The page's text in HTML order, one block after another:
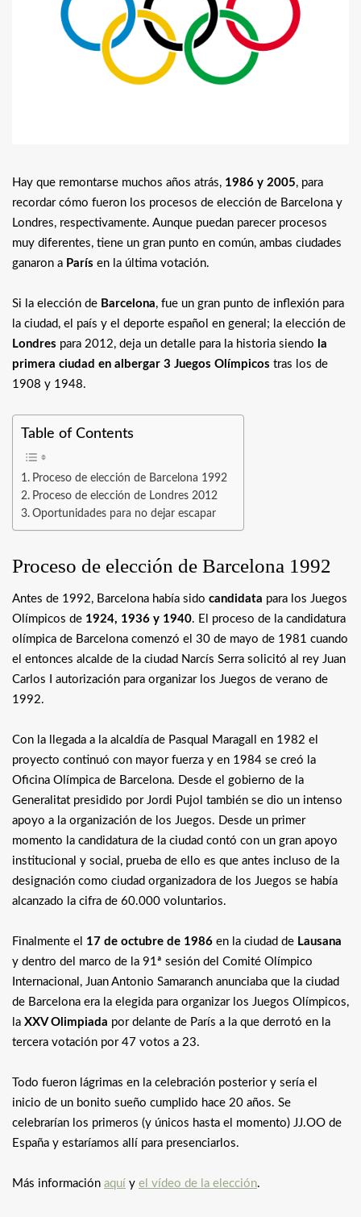
Hay que remontarse muchos años atrás, 1986 y 2005, para
recordar cómo fueron los procesos de elección de Barcelona y
Londres, respectivamente. Aunque puedan parecer procesos
muy diferentes, tiene un gran punto en común, ambas ciudades
ganaron a París en la última votación.
Si la elección de Barcelona, fue un gran punto de inflexión para
la ciudad, el país y el deporte español en general; la elección de
Londres para 2012, deja un detalle para la historia siendo la
primera ciudad en albergar 3 Juegos Olímpicos tras los de
1908 y 1948.
Table of Contents
Proceso de elección de Barcelona 1992
Proceso de elección de Londres 2012
Oportunidades para no dejar escapar
Proceso de elección de Barcelona 1992
Antes de 1992, Barcelona había sido candidata para los Juegos
Olímpicos de 1924, 1936 y 1940. El proceso de la candidatura
olímpica de Barcelona comenzó el 30 de mayo de 1981 cuando
el entonces alcalde de la ciudad Narcís Serra solicitó al rey Juan
Carlos I autorización para organizar los Juegos de verano de
1992.
Con la llegada a la alcaldía de Pasqual Maragall en 1982 el
proyecto continuó con mayor fuerza y en 1984 se creó la
Oficina Olímpica de Barcelona. Desde el gobierno de la
Generalitat presidido por Jordi Pujol también se dio un intenso
apoyo a la organización de los Juegos. Desde un primer
momento la candidatura de la ciudad contó con un gran apoyo
institucional y social, prueba de ello es que antes incluso de la
designación como ciudad organizadora de los Juegos se había
alcanzado la cifra de 60.000 voluntarios.
Finalmente el 17 de octubre de 1986 en la ciudad de Lausana
y dentro del marco de la 91ª sesión del Comité Olímpico
Internacional, Juan Antonio Samaranch anunciaba que la ciudad
de Barcelona era la elegida para organizar los Juegos Olímpicos,
la XXV Olimpiada por delante de París a la que derrotó en la
tercera votación por 47 votos a 23.
Todo fueron lágrimas en la celebración posterior y sería el
inicio de un bonito sueño cumplido hace 20 años. Se
celebrarían los primeros (y únicos hasta el momento) JJ.OO de
España y estaríamos allí para presenciarlos.
Más información aquí y el vídeo de la elección.